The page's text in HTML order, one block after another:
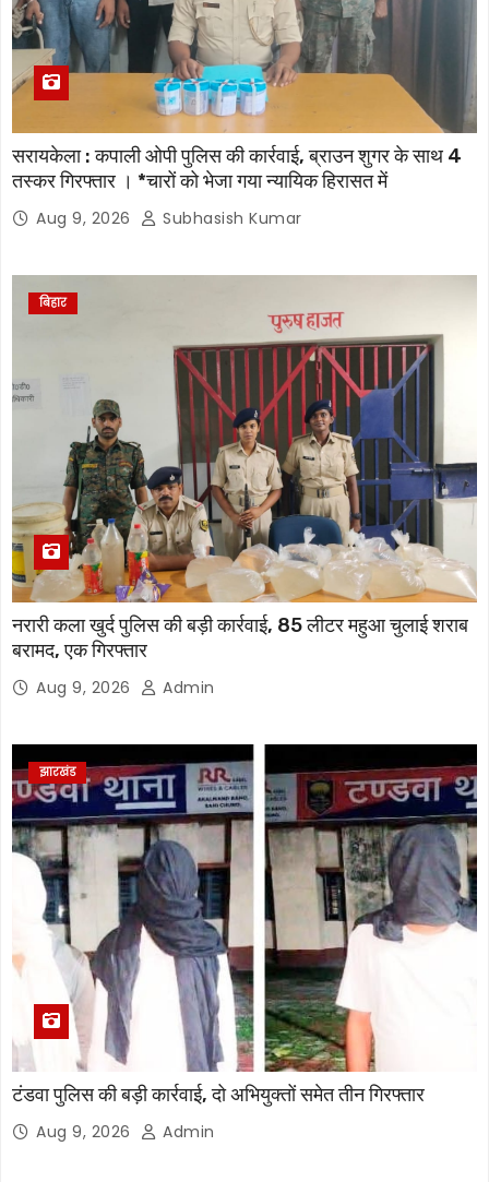
सरायकेला : कपाली ओपी पुलिस की कार्रवाई, ब्राउन शुगर के साथ 4
तस्कर गिरफ्तार । *चारों को भेजा गया न्यायिक हिरासत में
Aug 9, 2026 Subhasish Kumar
बिहार
नरारी कला खुर्द पुलिस की बड़ी कार्रवाई, 85 लीटर महुआ चुलाई शराब
बरामद, एक गिरफ्तार
Aug 9, 2026 Admin
झारखंड
टंडवा पुलिस की बड़ी कार्रवाई, दो अभियुक्तों समेत तीन गिरफ्तार
Aug 9, 2026 Admin